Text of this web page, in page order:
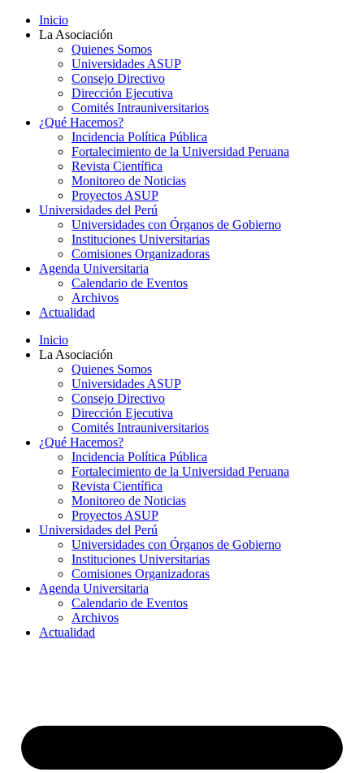
Inicio
La Asociación
Quienes Somos
Universidades ASUP
Consejo Directivo
Dirección Ejecutiva
Comités Intrauniversitarios
¿Qué Hacemos?
Incidencia Política Pública
Fortalecimiento de la Universidad Peruana
Revista Científica
Monitoreo de Noticias
Proyectos ASUP
Universidades del Perú
Universidades con Órganos de Gobierno
Instituciones Universitarias
Comisiones Organizadoras
Agenda Universitaria
Calendario de Eventos
Archivos
Actualidad
Inicio
La Asociación
Quienes Somos
Universidades ASUP
Consejo Directivo
Dirección Ejecutiva
Comités Intrauniversitarios
¿Qué Hacemos?
Incidencia Política Pública
Fortalecimiento de la Universidad Peruana
Revista Científica
Monitoreo de Noticias
Proyectos ASUP
Universidades del Perú
Universidades con Órganos de Gobierno
Instituciones Universitarias
Comisiones Organizadoras
Agenda Universitaria
Calendario de Eventos
Archivos
Actualidad